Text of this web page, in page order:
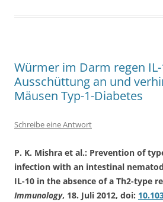
Würmer im Darm regen
Ausschüttung an und
Mäusen Typ-1-Diabetes
Schreibe eine Antwort
P. K. Mishra et al.: Prevention of
infection with an intestinal
IL-10 in the absence of a Th2-type
Immunology, 18. Juli 2012, doi: